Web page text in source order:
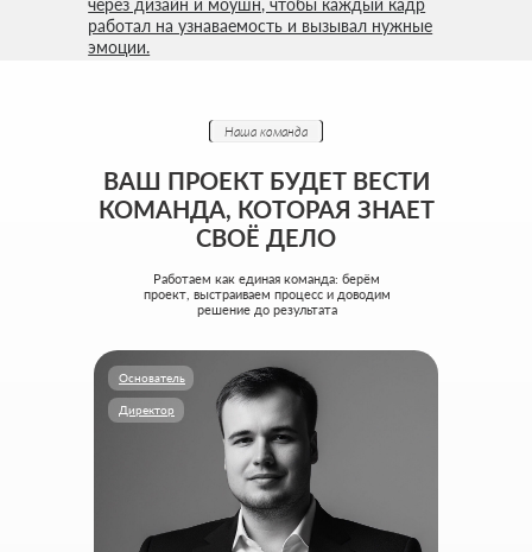
ВАШ ПРОЕКТ БУДЕТ ВЕСТИ
КОМАНДА, КОТОРАЯ ЗНАЕТ
СВОЁ ДЕЛО
Наша команда
Работаем как единая команда: берём
проект, выстраиваем процесс и доводим
решение до результата
Основатель
Директор